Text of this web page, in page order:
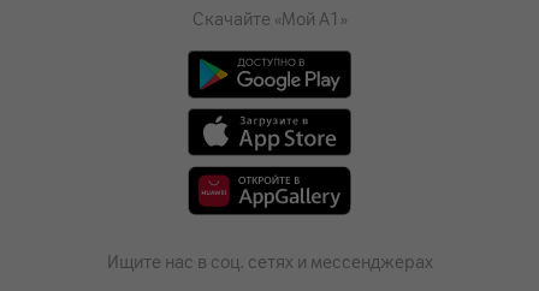
Скачайте «Мой А1»
Ищите нас в соц. сетях и мессенджерах